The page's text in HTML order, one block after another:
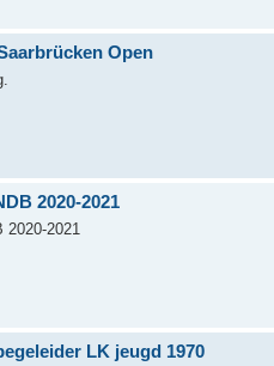
Open
2020-2021
2020-2021
LK jeugd 1970